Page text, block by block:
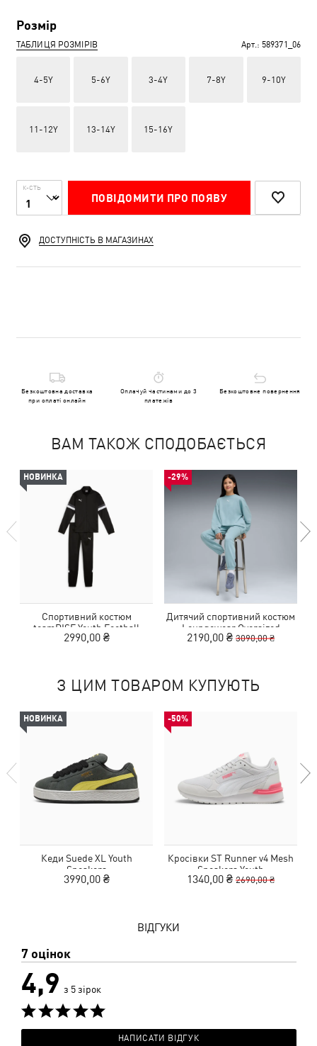
Розмір
ТАБЛИЦЯ РОЗМІРІВ Арт.: 589371_06
4-5Y 5-6Y 3-4Y 7-8Y 9-10Y
11-12Y 13-14Y 15-16Y
К-СТЬ
ПОВІДОМИТИ ПРО ПОЯВУ
ДОСТУПНІСТЬ В МАГАЗИНАХ
Безкоштовна доставка
при оплаті онлайн
Оплачуй частинами до 3
платежів
Безкоштовне повернення
ВАМ ТАКОЖ СПОДОБАЄТЬСЯ
НОВИНКА
Спортивний костюм
teamRISE Youth Football
Tracksuit
2990,00 ₴
-29%
Дитячий спортивний костюм
Loungewear Oversized
Tracksuit Youth
2190,00 ₴ 3090,00 ₴
З ЦИМ ТОВАРОМ КУПУЮТЬ
НОВИНКА
Кеди Suede XL Youth
Sneakers
3990,00 ₴
-50%
Кросівки ST Runner v4 Mesh
Sneakers Youth
1340,00 ₴ 2690,00 ₴
ВІДГУКИ
7 оцінок
4,9 з 5 зірок
НАПИСАТИ ВІДГУК